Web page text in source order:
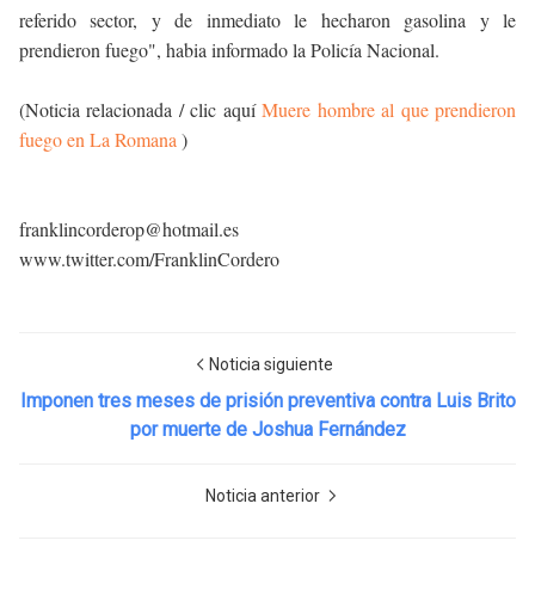
referido sector, y de inmediato le hecharon gasolina y le
prendieron fuego", habia informado la Policía Nacional.
(Noticia relacionada / clic aquíMuere hombre al que prendieron
fuego en La Romana )
franklincorderop@hotmail.es
www.twitter.com/FranklinCordero
Noticia siguiente
Imponen tres meses de prisión preventiva contra Luis Brito
por muerte de Joshua Fernández
Noticia anterior